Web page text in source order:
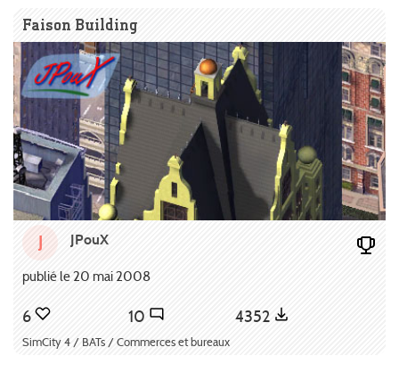
Faison Building
J JPouX
publié le 20 mai 2008
6 10 4352
SimCity 4 / BATs / Commerces et bureaux